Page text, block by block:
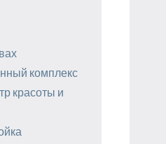
комплекс
красоты и